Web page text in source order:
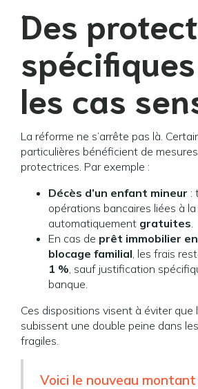
Des
les cas
La réforme ne s’arrête pas là.
particulières bénéficient de
protectrices. Par exemple :
Décès d’un enfant mineur :
opérations bancaires liées à
automatiquement gratuites.
En cas de prêt immobilier
blocage familial, les frais
1 %, sauf justification
banque.
Ces dispositions visent à éviter que
subissent une double peine dans
fragiles.
Voici le nouveau